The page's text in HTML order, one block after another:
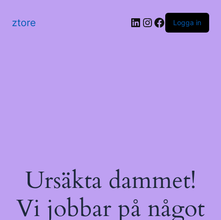
ztore LinkedIn
Instagram
Facebook
Logga in
Ursäkta dammet!
Vi jobbar på något